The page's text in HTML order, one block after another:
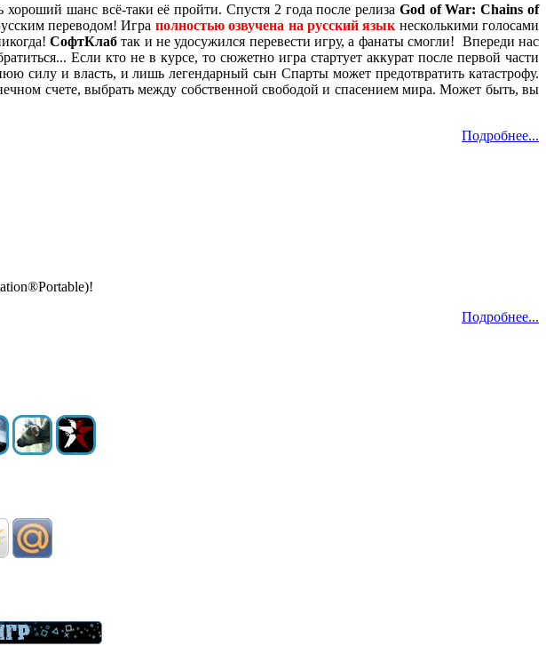
шанс всё-таки её пройти. Спустя 2 года после релиза God of War: Chains of
переводом! Игра полностью озвучена на русский язык несколькими голосами
СофтКлаб так и не удосужился перевести игру, а фанаты смогли! Впереди нас
Если кто не в курсе, то сюжетно игра стартует аккурат после первой части
силу и власть, и лишь легендарный сын Спарты может предотвратить катастрофу.
счете, выбрать между собственной свободой и спасением мира. Может быть, вы
Подробнее...
Подробнее...